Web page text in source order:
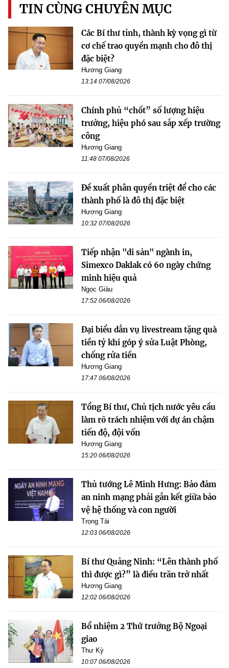
TIN CÙNG CHUYÊN MỤC
Các Bí thư tỉnh, thành kỳ vọng gì từ
cơ chế trao quyền mạnh cho đô thị
đặc biệt?
Hương Giang
13:14 07/08/2026
Chính phủ “chốt” số lượng hiệu
trưởng, hiệu phó sau sắp xếp trường
công
Hương Giang
11:48 07/08/2026
Đề xuất phân quyền triệt để cho các
thành phố là đô thị đặc biệt
Hương Giang
10:32 07/08/2026
Tiếp nhận "di sản" ngành in,
Simexco Daklak có 60 ngày chứng
minh hiệu quả
Ngọc Giàu
17:52 06/08/2026
Đại biểu dẫn vụ livestream tặng quà
tiền tỷ khi góp ý sửa Luật Phòng,
chống rửa tiền
Hương Giang
17:47 06/08/2026
Tổng Bí thư, Chủ tịch nước yêu cầu
làm rõ trách nhiệm với dự án chậm
tiến độ, đội vốn
Hương Giang
15:20 06/08/2026
Thủ tướng Lê Minh Hưng: Bảo đảm
an ninh mạng phải gắn kết giữa bảo
vệ hệ thống và con người
Trọng Tài
12:03 06/08/2026
Bí thư Quảng Ninh: “Lên thành phố
thì được gì?” là điều trăn trở nhất
Hương Giang
12:02 06/08/2026
Bổ nhiệm 2 Thứ trưởng Bộ Ngoại
giao
Thư Kỳ
10:07 06/08/2026